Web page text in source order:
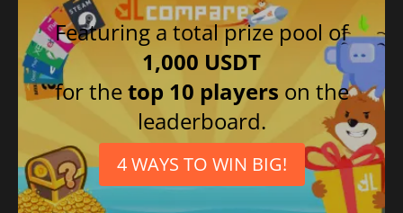
Featuring a total prize pool of
1,000 USDT
for thetop 10 players on the
leaderboard.
4 WAYS TO WIN BIG!